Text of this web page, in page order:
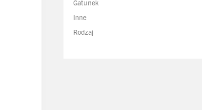
Gatunek
Inne
Rodzaj